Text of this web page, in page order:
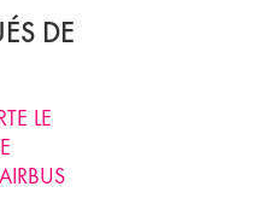
DE
LE